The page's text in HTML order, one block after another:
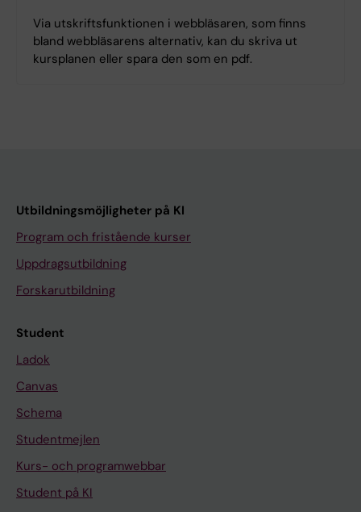
Via utskriftsfunktionen i webbläsaren, som finns
bland webbläsarens alternativ, kan du skriva ut
kursplanen eller spara den som en pdf.
Utbildningsmöjligheter på KI
Program och fristående kurser
Uppdragsutbildning
Forskarutbildning
Student
Ladok
Canvas
Schema
Studentmejlen
Kurs- och programwebbar
Student på KI